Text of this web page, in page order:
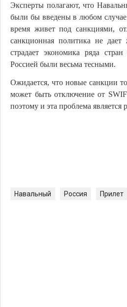
Эксперты полагают, что
были бы введены в любом
время живет под санкциями,
санкционная политика не дает
страдает экономика ряда
Россией были весьма тесными.
Ожидается, что новые санкции
может быть отключение от
поэтому и эта проблема является
Навальный Россия Прилет